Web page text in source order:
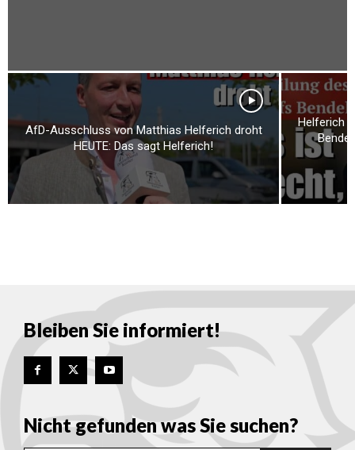
AfD-Ausschluss von Matthias Helferich droht
HEUTE: Das sagt Helferich!
Helferich
Bleiben Sie informiert!
Nicht gefunden was Sie suchen?